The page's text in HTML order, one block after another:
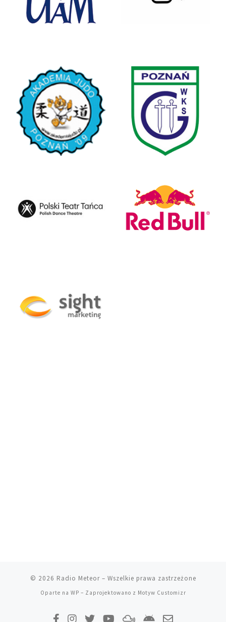
© 2026 Radio Meteor– Wszelkie prawa zastrzeżone
Oparte na WP – Zaprojektowano z Motyw Customizr